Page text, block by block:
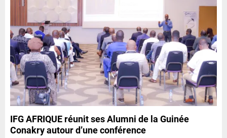
IFG AFRIQUE réunit ses Alumni de la Guinée
Conakry autour d’une conférence